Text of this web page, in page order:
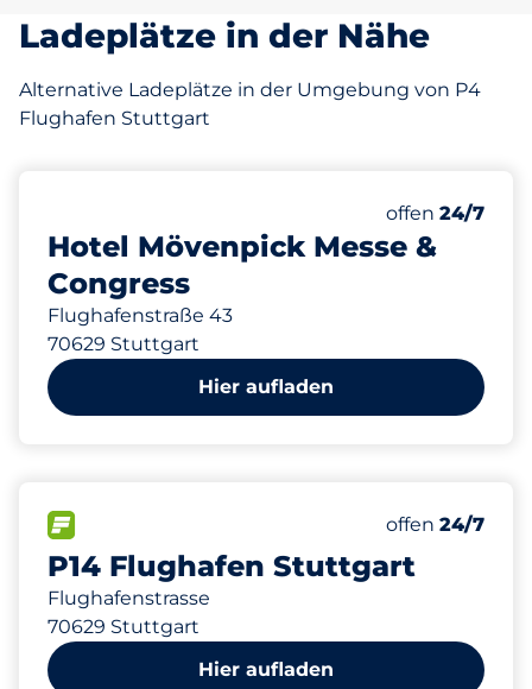
Ladeplätze in der Nähe
Alternative Ladeplätze in der Umgebung von P4
Flughafen Stuttgart
Hotel Mövenpick Messe &
Congress
Flughafenstraße 43
70629 Stuttgart
Anzahl der
Gesamtplätze
Samstag
offen 24/7
Hier aufladen
P14 Flughafen Stuttgart
Flughafenstrasse
70629 Stuttgart
Anzahl der
Gesamtplätze
Stellplätze
Samstag
offen 24/7
Hier aufladen